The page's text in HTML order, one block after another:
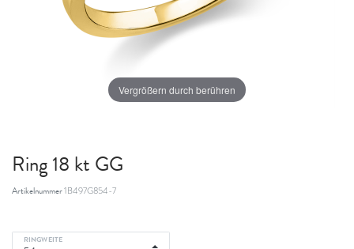
Vergrößern durch berühren
Ring 18 kt GG
Artikelnummer1B497G854-7
RINGWEITE